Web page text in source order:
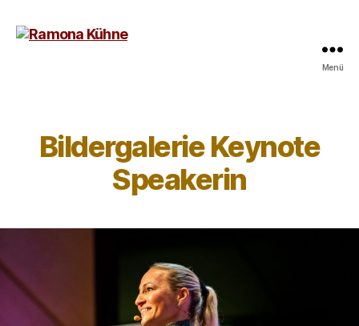
Menü
Bildergalerie Keynote
Speakerin